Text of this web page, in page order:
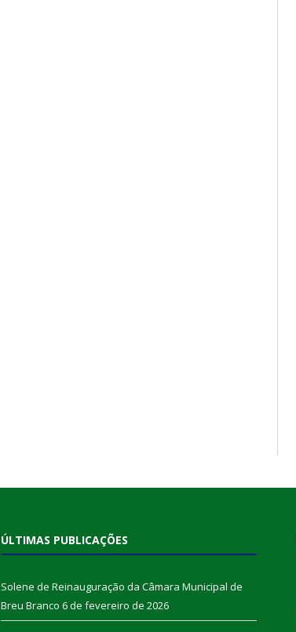
ÚLTIMAS PUBLICAÇÕES
Solene de Reinauguração da Câmara Municipal de
Breu Branco 6 de fevereiro de 2026